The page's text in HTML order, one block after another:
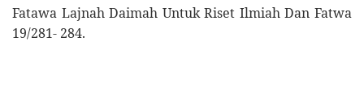
Fatawa Lajnah Daimah Untuk Riset Ilmiah Dan Fatwa
19/281- 284.